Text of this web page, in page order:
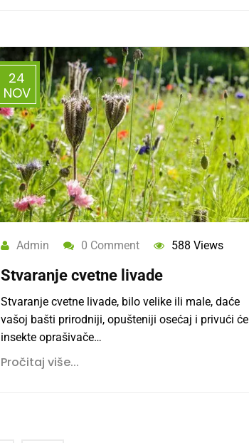
24
NOV
Admin 0 Comment 588 Views
Stvaranje cvetne livade
Stvaranje cvetne livade, bilo velike ili male, daće
vašoj bašti prirodniji, opušteniji osećaj i privući će
insekte oprašivače…
Pročitaj više...